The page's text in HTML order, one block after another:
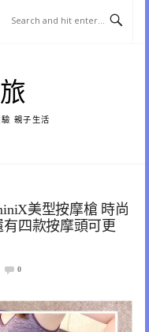
親子生活
美型按摩槍 時尚
四款按摩頭可更
0